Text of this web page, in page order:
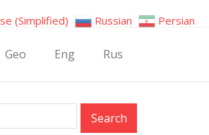
Geo Eng Rus
(Simplified) Russian Persian